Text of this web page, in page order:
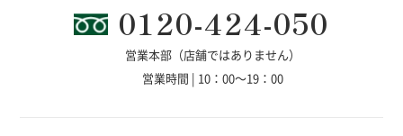
0120-424-050
営業本部（店舗ではありません）
営業時間 | 10：00～19：00